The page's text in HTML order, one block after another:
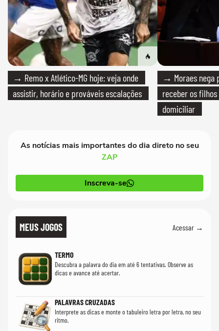
→ Remo x Atlético-MG hoje: veja onde
assistir, horário e prováveis escalações
→ Moraes nega
receber os filhos
domiciliar
As notícias mais importantes do dia direto no seu
ZAP
Inscreva-se
MEUS JOGOS Acessar →
TERMO
Descubra a palavra do dia em até 6 tentativas. Observe as
dicas e avance até acertar.
PALAVRAS CRUZADAS
Interprete as dicas e monte o tabuleiro letra por letra, no seu
ritmo.